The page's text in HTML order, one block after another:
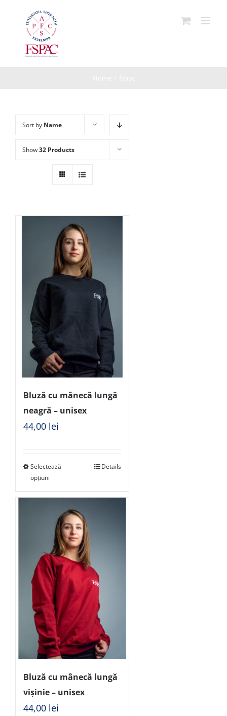
Sort by Name
Show32 Products
Bluză cu mânecă lungă
neagră – unisex
44,00 lei
Selectează
opțiuni
Details
Bluză cu mânecă lungă
vișinie – unisex
44,00 lei